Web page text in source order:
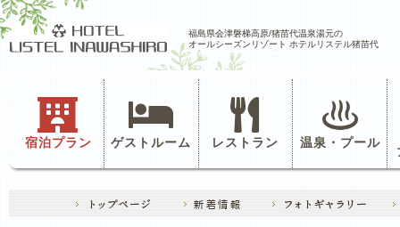
福島県会津磐梯高原/猪苗代温泉湯元の
オールシーズンリゾート ホテルリステル猪苗代
宿泊プラン ゲストルーム レストラン 温泉・プール